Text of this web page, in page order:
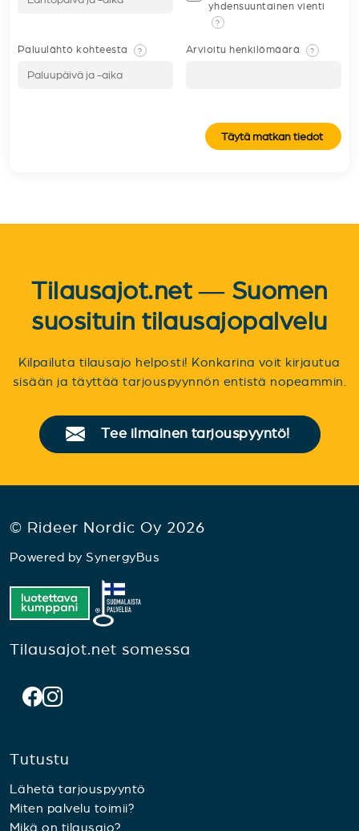
yhdensuuntainen vienti
?
Paluulähtö kohteesta ? Arvioitu henkilömäärä ?
Täytä matkan tiedot
Tilausajot.net — Suomen
suosituin tilausajopalvelu
Kilpailuta tilausajo helposti! Konkarina voit kirjautua
sisään ja täyttää tarjouspyynnön entistä nopeammin.
Tee ilmainen tarjouspyyntö!
© Rideer Nordic Oy 2026
Powered by SynergyBus
Tilausajot.net somessa
Tutustu
Lähetä tarjouspyyntö
Miten palvelu toimii?
Mikä on tilausajo?